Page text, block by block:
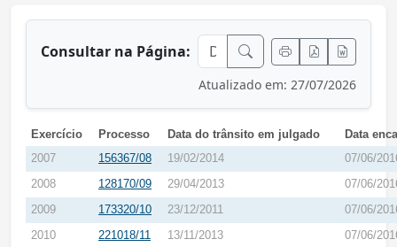
Consultar na Página:
Atualizado em: 27/07/2026
Exercício Processo Data do trânsito em julgado
Data
2007
156367/08 19/02/2014
07/06/
2008
128170/09 29/04/2013
07/06/
2009
173320/10 23/12/2011
07/06/
2010
221018/11 13/11/2013
07/06/